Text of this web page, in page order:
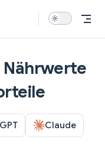
Nährwerte
Claude